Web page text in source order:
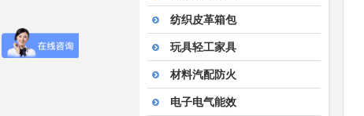
纺织皮革箱包
玩具轻工家具
材料汽配防火
电子电气能效